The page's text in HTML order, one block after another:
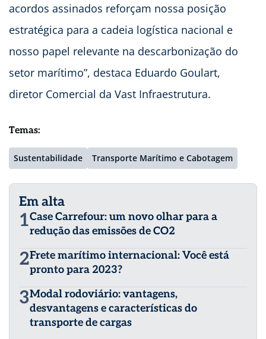
acordos assinados reforçam nossa posição
estratégica para a cadeia logística nacional e
nosso papel relevante na descarbonização do
setor marítimo”, destaca Eduardo Goulart,
diretor Comercial da Vast Infraestrutura.
Temas:
Sustentabilidade Transporte Marítimo e Cabotagem
Em alta
1Case Carrefour: um novo olhar para a
redução das emissões de CO2
2Frete marítimo internacional: Você está
pronto para 2023?
3Modal rodoviário: vantagens,
desvantagens e características do
transporte de cargas